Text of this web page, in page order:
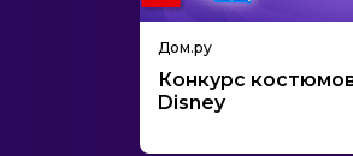
Дом.ру
Конкурс
Disney